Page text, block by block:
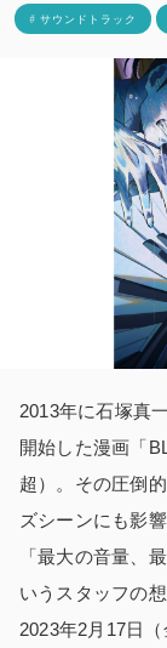
# サウンドトラック
2013年に石塚真
開始した漫画「
超）。その圧倒
ズシーンにも影
「最大の音量、
いうスタッフの
2023年2月17日（